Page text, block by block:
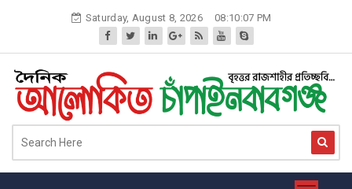
Saturday, August 8, 2026 08:10:07 PM